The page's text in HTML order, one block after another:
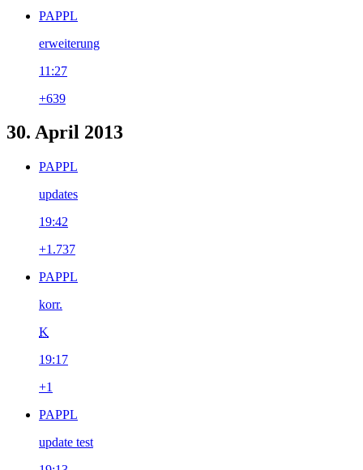
PAPPL
erweiterung
11:27
+639
30. April 2013
PAPPL
updates
19:42
+1.737
PAPPL
korr.
K
19:17
+1
PAPPL
update test